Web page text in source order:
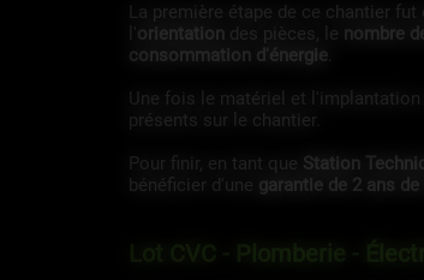
La première étape de ce chantier fut
orientation des pièces, le nombre
consommation d'énergie
Une fois le matériel et
présents sur le chantier.
Pour finir, en tant que Station
bénéficier d'une garantie de 2 ans